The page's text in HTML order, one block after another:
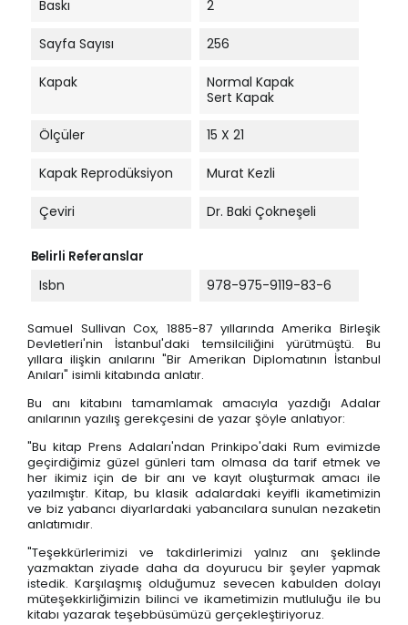
Baskı 2
Sayfa Sayısı 256
Kapak
Normal Kapak
Sert Kapak
Ölçüler 15 X 21
Kapak Reprodüksiyon Murat Kezli
Çeviri Dr. Baki Çokneşeli
Belirli Referanslar
Isbn 978-975-9119-83-6
Samuel Sullivan Cox, 1885-87 yıllarında Amerika Birleşik
Devletleri'nin İstanbul'daki temsilciliğini yürütmüştü. Bu
yıllara ilişkin anılarını "Bir Amerikan Diplomatının İstanbul
Anıları" isimli kitabında anlatır.
Bu anı kitabını tamamlamak amacıyla yazdığı Adalar
anılarının yazılış gerekçesini de yazar şöyle anlatıyor:
"Bu kitap Prens Adaları'ndan Prinkipo'daki Rum evimizde
geçirdiğimiz güzel günleri tam olmasa da tarif etmek ve
her ikimiz için de bir anı ve kayıt oluşturmak amacı ile
yazılmıştır. Kitap, bu klasik adalardaki keyifli ikametimizin
ve biz yabancı diyarlardaki yabancılara sunulan nezaketin
anlatımıdır.
"Teşekkürlerimizi ve takdirlerimizi yalnız anı şeklinde
yazmaktan ziyade daha da doyurucu bir şeyler yapmak
istedik. Karşılaşmış olduğumuz sevecen kabulden dolayı
müteşekkirliğimizin bilinci ve ikametimizin mutluluğu ile bu
kitabı yazarak teşebbüsümüzü gerçekleştiriyoruz.